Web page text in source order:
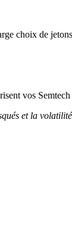
choix de
vos
et la